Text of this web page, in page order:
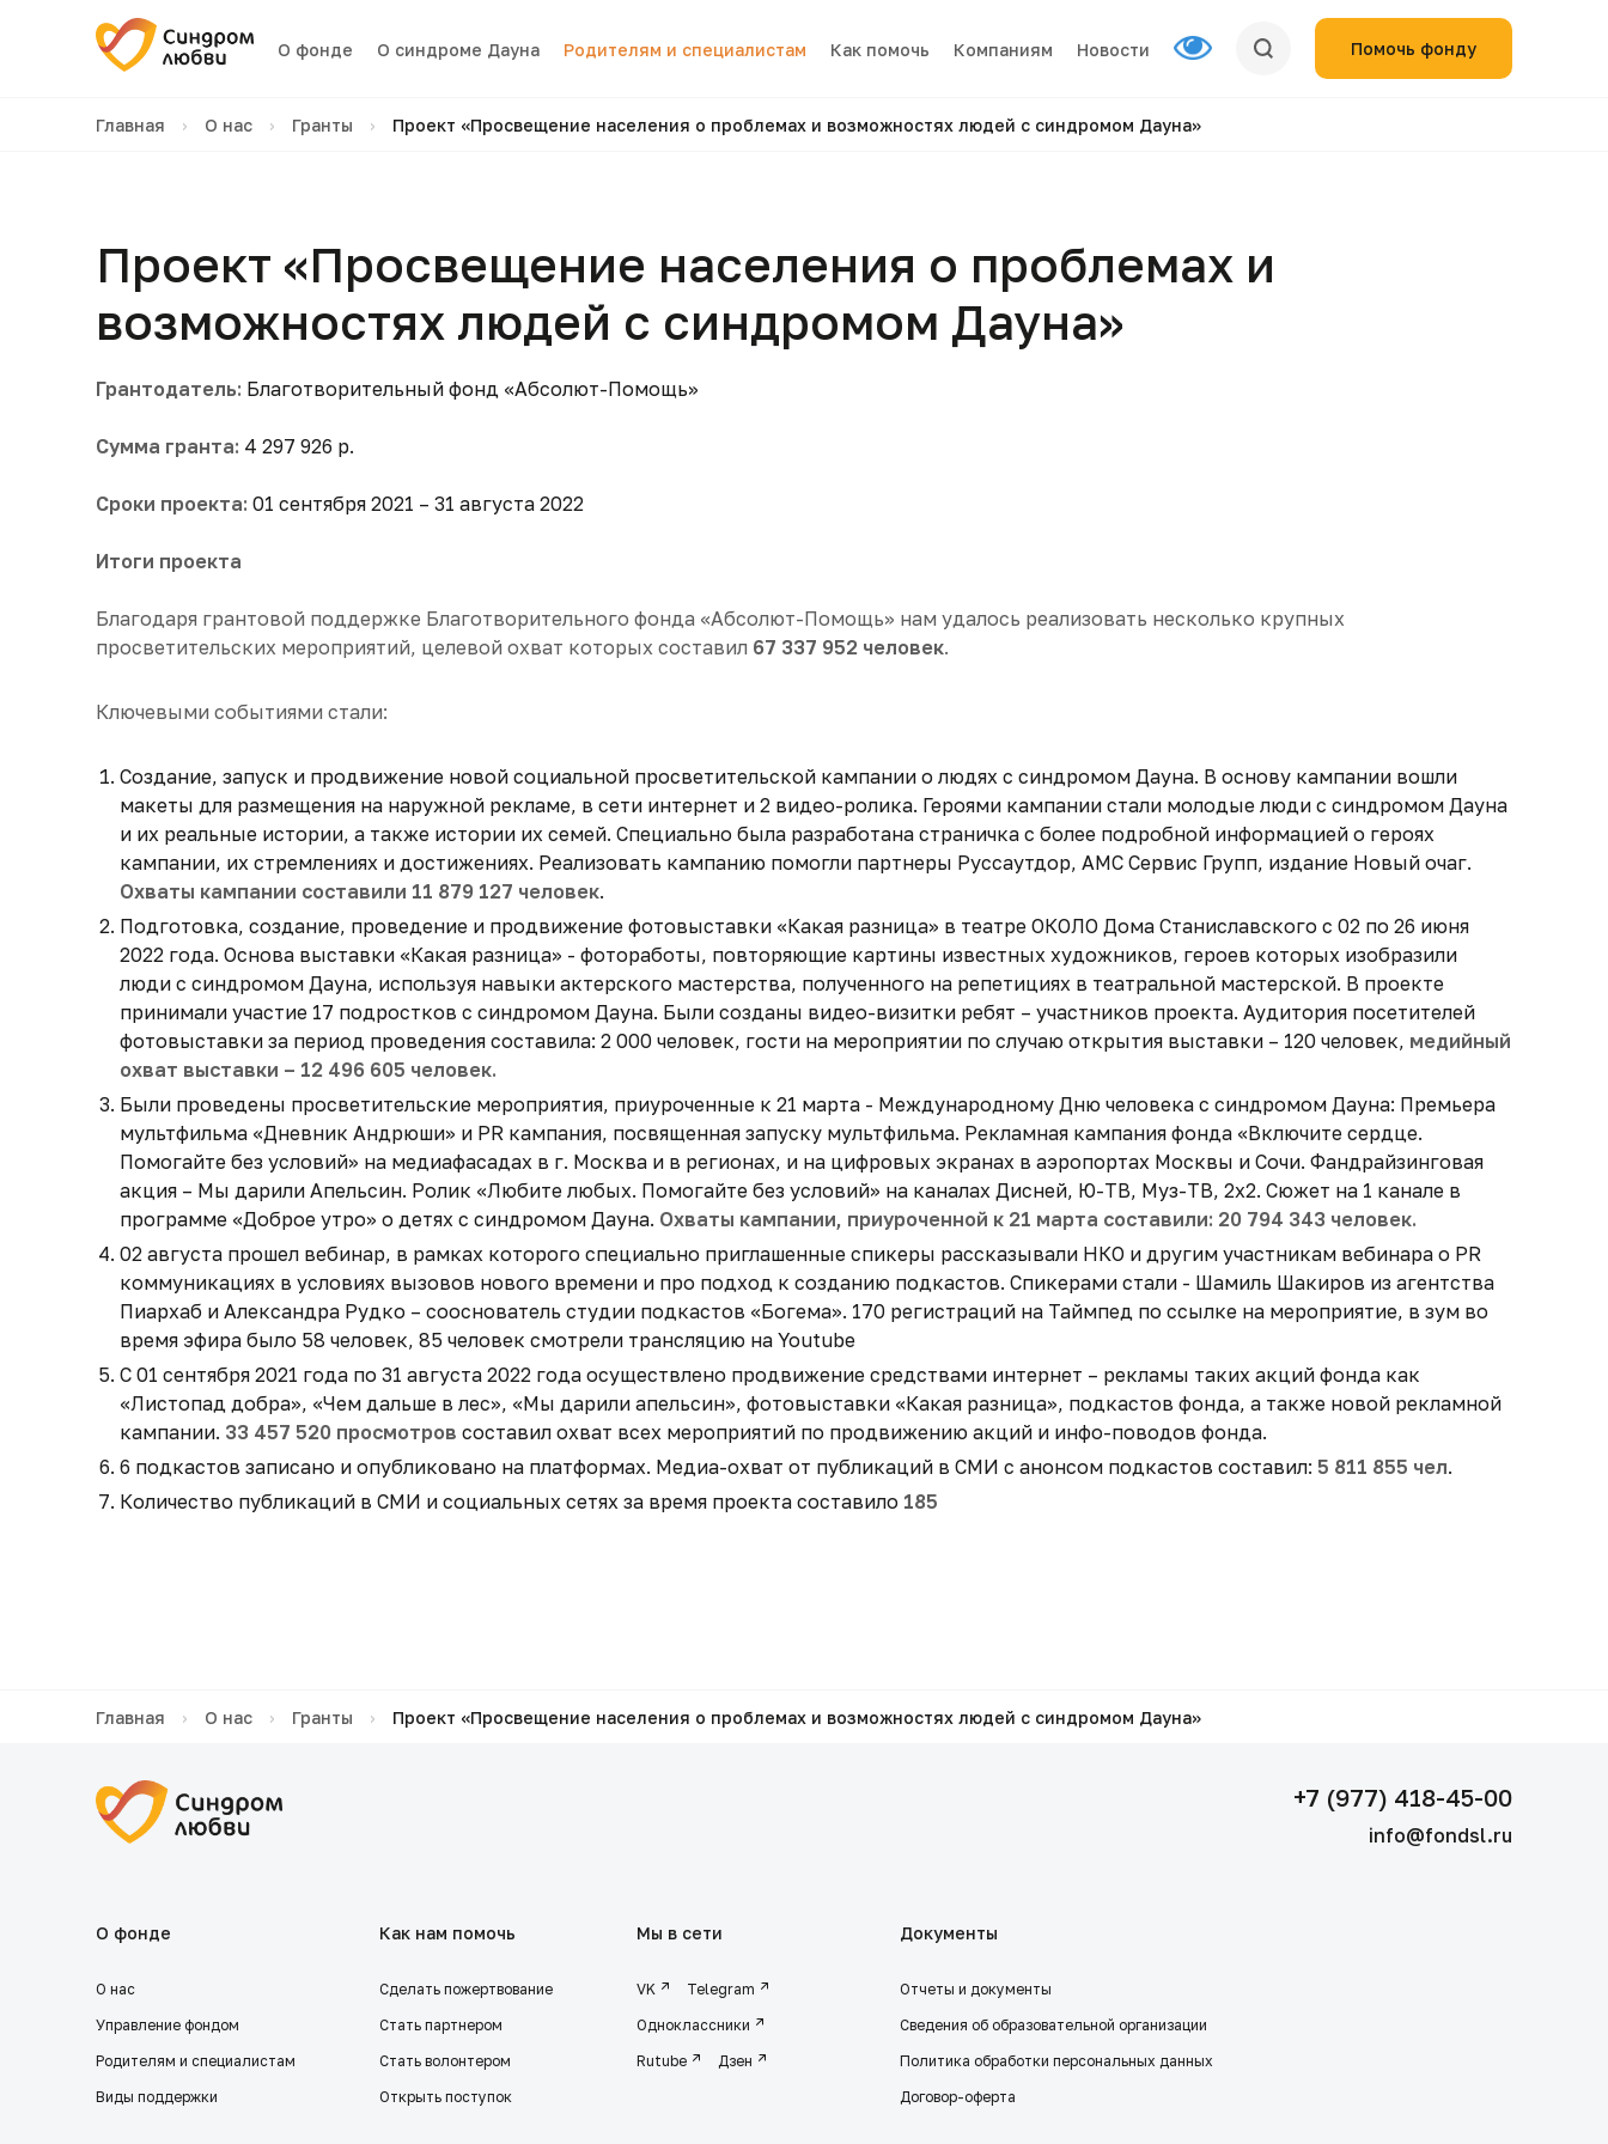
О фонде О синдроме Дауна Родителям и специалистам Как помочь Компаниям Новости Помочь фонду
Главная › О нас › Гранты › Проект «Просвещение населения о проблемах и возможностях людей с синдромом Дауна»
Проект «Просвещение населения о проблемах и
возможностях людей с синдромом Дауна»
Грантодатель: Благотворительный фонд «Абсолют-Помощь»
Сумма гранта: 4 297 926 р.
Сроки проекта: 01 сентября 2021 – 31 августа 2022
Итоги проекта
Благодаря грантовой поддержке Благотворительного фонда «Абсолют-Помощь» нам удалось реализовать несколько крупных
просветительских мероприятий, целевой охват которых составил 67 337 952 человек.
Ключевыми событиями стали:
Создание, запуск и продвижение новой социальной просветительской кампании о людях с синдромом Дауна. В основу кампании вошли
макеты для размещения на наружной рекламе, в сети интернет и 2 видео-ролика. Героями кампании стали молодые люди с синдромом Дауна
и их реальные истории, а также истории их семей. Специально была разработана страничка с более подробной информацией о героях
кампании, их стремлениях и достижениях. Реализовать кампанию помогли партнеры Руссаутдор, АМС Сервис Групп, издание Новый очаг.
Охваты кампании составили 11 879 127 человек.
Подготовка, создание, проведение и продвижение фотовыставки «Какая разница» в театре ОКОЛО Дома Станиславского с 02 по 26 июня
2022 года. Основа выставки «Какая разница» - фотоработы, повторяющие картины известных художников, героев которых изобразили
люди с синдромом Дауна, используя навыки актерского мастерства, полученного на репетициях в театральной мастерской. В проекте
принимали участие 17 подростков с синдромом Дауна. Были созданы видео-визитки ребят – участников проекта. Аудитория посетителей
фотовыставки за период проведения составила: 2 000 человек, гости на мероприятии по случаю открытия выставки – 120 человек, медийный
охват выставки – 12 496 605 человек.
Были проведены просветительские мероприятия, приуроченные к 21 марта - Международному Дню человека с синдромом Дауна: Премьера
мультфильма «Дневник Андрюши» и PR кампания, посвященная запуску мультфильма. Рекламная кампания фонда «Включите сердце.
Помогайте без условий» на медиафасадах в г. Москва и в регионах, и на цифровых экранах в аэропортах Москвы и Сочи. Фандрайзинговая
акция – Мы дарили Апельсин. Ролик «Любите любых. Помогайте без условий» на каналах Дисней, Ю-ТВ, Муз-ТВ, 2х2. Сюжет на 1 канале в
программе «Доброе утро» о детях с синдромом Дауна. Охваты кампании, приуроченной к 21 марта составили: 20 794 343 человек.
02 августа прошел вебинар, в рамках которого специально приглашенные спикеры рассказывали НКО и другим участникам вебинара о PR
коммуникациях в условиях вызовов нового времени и про подход к созданию подкастов. Спикерами стали - Шамиль Шакиров из агентства
Пиархаб и Александра Рудко – сооснователь студии подкастов «Богема». 170 регистраций на Таймпед по ссылке на мероприятие, в зум во
время эфира было 58 человек, 85 человек смотрели трансляцию на Youtube
С 01 сентября 2021 года по 31 августа 2022 года осуществлено продвижение средствами интернет – рекламы таких акций фонда как
«Листопад добра», «Чем дальше в лес», «Мы дарили апельсин», фотовыставки «Какая разница», подкастов фонда, а также новой рекламной
кампании. 33 457 520 просмотров составил охват всех мероприятий по продвижению акций и инфо-поводов фонда.
6 подкастов записано и опубликовано на платформах. Медиа-охват от публикаций в СМИ с анонсом подкастов составил: 5 811 855 чел.
Количество публикаций в СМИ и социальных сетях за время проекта составило 185
Главная › О нас › Гранты › Проект «Просвещение населения о проблемах и возможностях людей с синдромом Дауна»
+7 (977) 418-45-00
info@fondsl.ru
О фонде
О нас
Управление фондом
Родителям и специалистам
Виды поддержки
Как нам помочь
Сделать пожертвование
Стать партнером
Стать волонтером
Открыть поступок
Мы в сети
VK
Telegram
Одноклассники
Rutube
Дзен
Документы
Отчеты и документы
Сведения об образовательной организации
Политика обработки персональных данных
Договор-оферта